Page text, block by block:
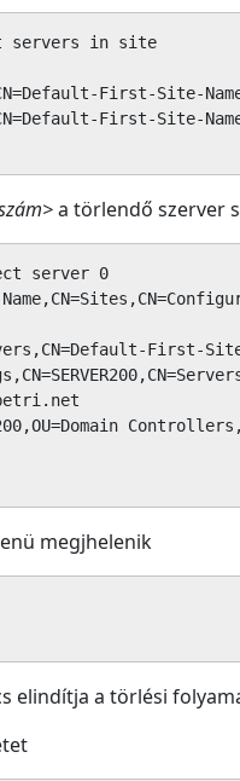
servers in site
First-Site-
First-Site-
a törlendő szerver
server 0
First-
megjhelenik
elindítja a törlési